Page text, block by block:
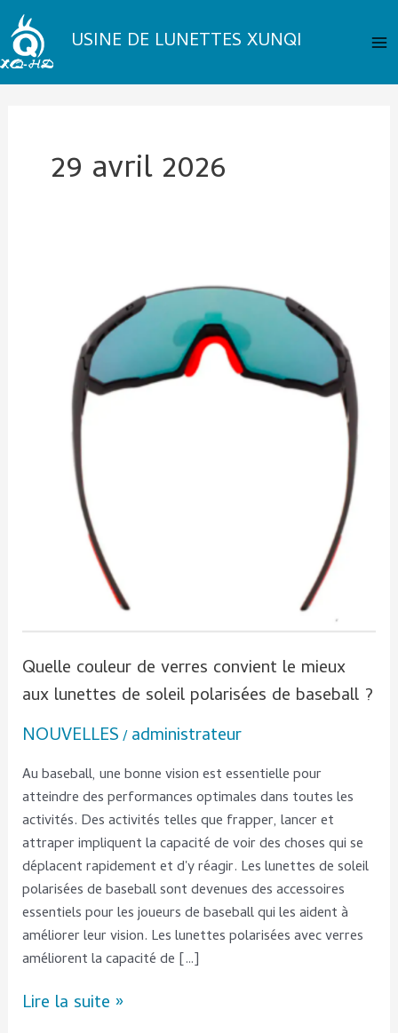
Aller
au
contenu USINE DE LUNETTES XUNQI
29 avril 2026
Quelle couleur de verres convient le mieux
aux lunettes de soleil polarisées de baseball ?
NOUVELLES/administrateur
Au baseball, une bonne vision est essentielle pour
atteindre des performances optimales dans toutes les
activités. Des activités telles que frapper, lancer et
attraper impliquent la capacité de voir des choses qui se
déplacent rapidement et d'y réagir. Les lunettes de soleil
polarisées de baseball sont devenues des accessoires
essentiels pour les joueurs de baseball qui les aident à
améliorer leur vision. Les lunettes polarisées avec verres
améliorent la capacité de […]
convient
lunettes
polarisées
baseball ?
Lire la suite »